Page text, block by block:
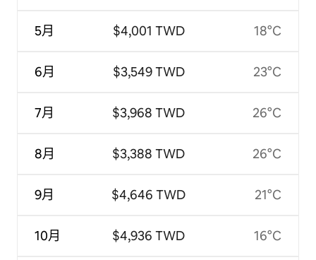
5月
6月
7月
8月
9月
10月
$4,001 TWD
$3,549 TWD
$3,968 TWD
$3,388 TWD
$4,646 TWD
$4,936 TWD
18°C
23°C
26°C
26°C
21°C
16°C